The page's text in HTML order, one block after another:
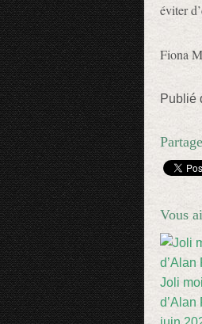
éviter
Fiona
Publié
Vous
Joli
d’Alan